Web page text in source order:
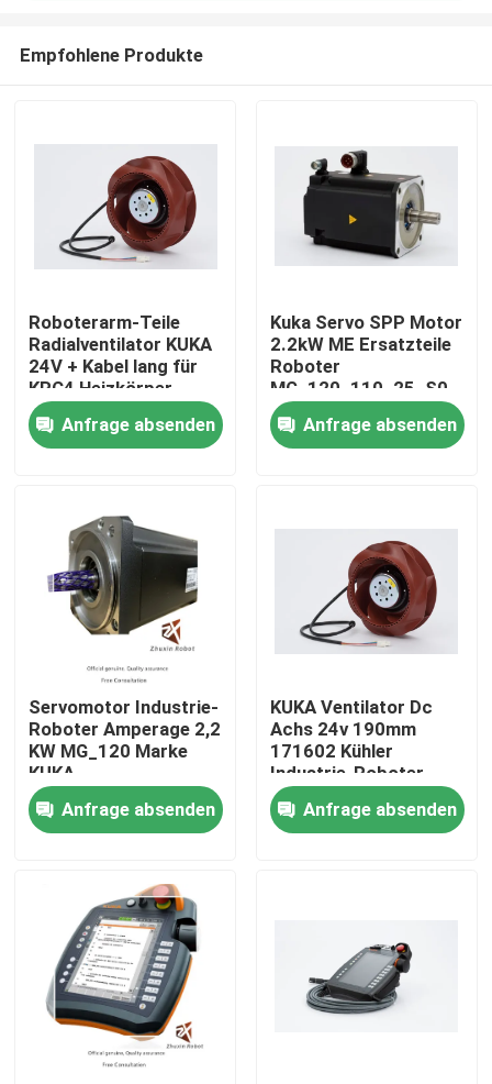
Zu Hause
Produkte
Videos
Über uns
Werksbesichtigung
Kontakt mit uns
Neuigkeiten
Rechtssachen
Empfohlene Produkte
Roboterarm-Teile
Radialventilator KUKA
24V + Kabel lang für
KRC4 Heizkörper
Anfrage absenden
Kuka Servo SPP Motor
2.2kW ME Ersatzteile
Roboter
MG_120_110_25_S0
Anfrage absenden
Servomotor Industrie-
Roboter Amperage 2,2
KW MG_120 Marke
KUKA
Anfrage absenden
KUKA Ventilator Dc
Achs 24v 190mm
171602 Kühler
Industrie-Roboter
Anfrage absenden